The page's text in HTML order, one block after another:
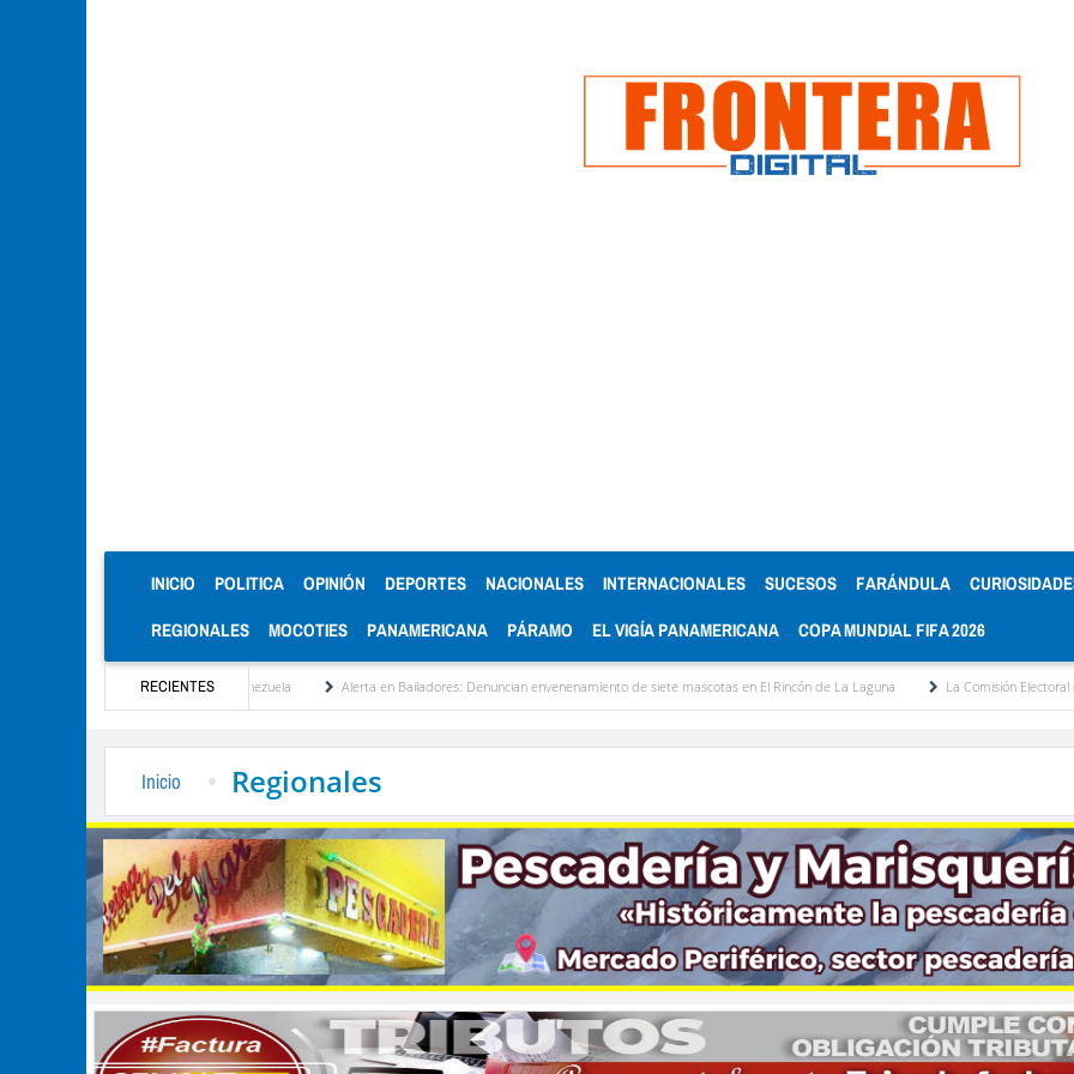
INICIO (CURRENT)
POLITICA OPINIÓN DEPORTES NACIONALES INTERNACIONALES SUCESOS FARÁNDULA
REGIONALES MOCOTIES PANAMERICANA PÁRAMO EL VIGÍA PANAMERICANA COPA MUNDIAL FIFA 2026
RECIENTES
de Venezuela Alerta en Bailadores: Denuncian envenenamiento de siete mascotas en El Rincón de La Laguna La Comisión Electoral del Colegio de
Inicio Regionales